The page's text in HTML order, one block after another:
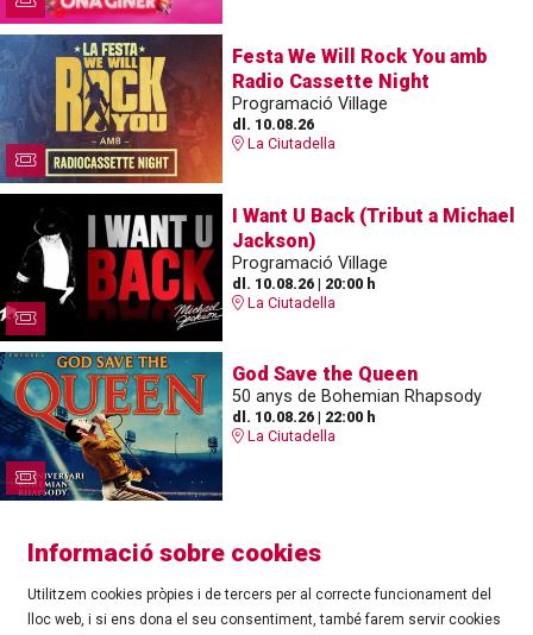
Festa We Will Rock You amb
Radio Cassette Night
Programació Village
dl. 10.08.26
La Ciutadella
I Want U Back (Tribut a Michael
Jackson)
Programació Village
dl. 10.08.26| 20:00 h
La Ciutadella
God Save the Queen
50 anys de Bohemian Rhapsody
dl. 10.08.26| 22:00 h
La Ciutadella
Informació sobre cookies
Utilitzem cookies pròpies i de tercers per al correcte funcionament del
lloc web, i si ens dona el seu consentiment, també farem servir cookies